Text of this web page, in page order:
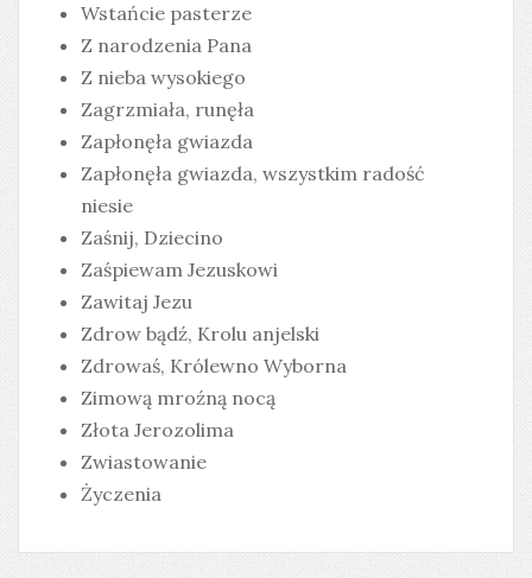
Wstańcie pasterze
Z narodzenia Pana
Z nieba wysokiego
Zagrzmiała, runęła
Zapłonęła gwiazda
Zapłonęła gwiazda, wszystkim radość
niesie
Zaśnij, Dziecino
Zaśpiewam Jezuskowi
Zawitaj Jezu
Zdrow bądź, Krolu anjelski
Zdrowaś, Królewno Wyborna
Zimową mroźną nocą
Złota Jerozolima
Zwiastowanie
Życzenia